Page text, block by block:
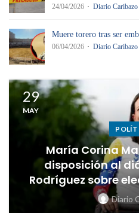
24/04/2026 Diario Caribazo
Muere torero tras ser
06/04/2026 Diario Caribazo
29
MAY
María Corina
disposición al
Rodríguez sobre
Diario